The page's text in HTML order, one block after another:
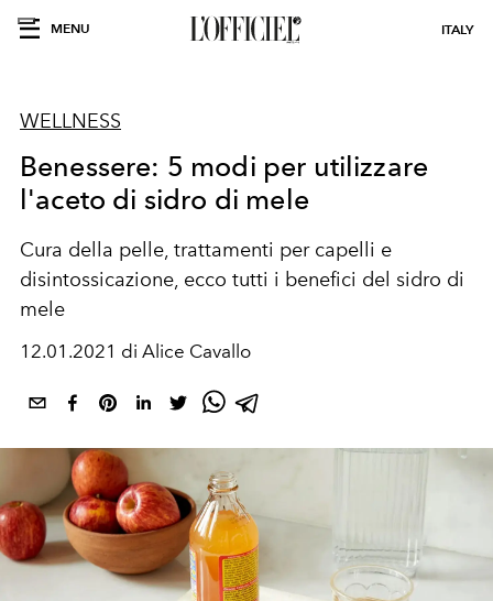
MENU ITALY
WELLNESS
Benessere: 5 modi per utilizzare
l'aceto di sidro di mele
Cura della pelle, trattamenti per capelli e
disintossicazione, ecco tutti i benefici del sidro di
mele
12.01.2021 di Alice Cavallo